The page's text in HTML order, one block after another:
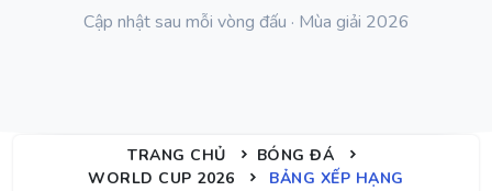
Cập nhật sau mỗi vòng đấu · Mùa giải 2026
TRANG CHỦ
BÓNG ĐÁ
WORLD CUP 2026
BẢNG XẾP HẠNG